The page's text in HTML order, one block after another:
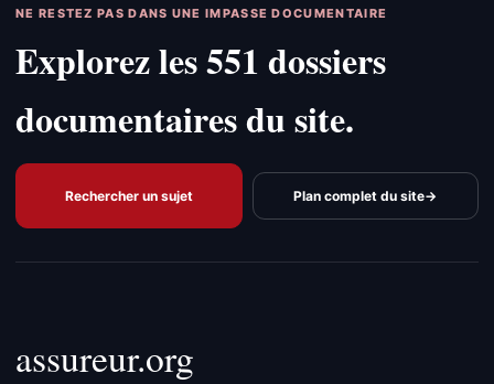
NE RESTEZ PAS DANS UNE IMPASSE DOCUMENTAIRE
Explorez les 551 dossiers
documentaires du site.
Rechercher un sujet Plan complet du site→
assureur.org